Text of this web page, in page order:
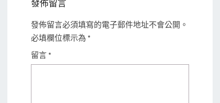
發佈留言
發佈留言必須填寫的電子郵件地址不會公開。
必填欄位標示為 *
留言 *